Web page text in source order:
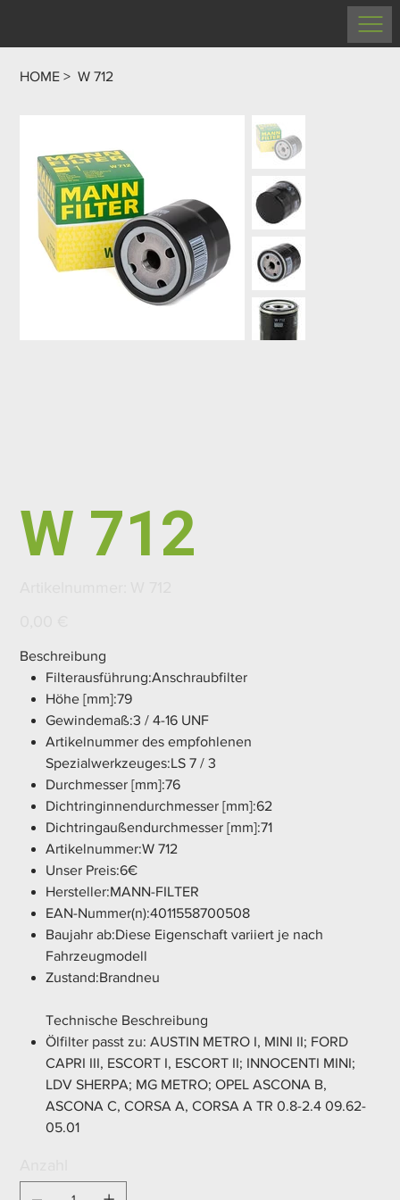
HOME > W 712
W 712
Beschreibung
Filterausführung:Anschraubfilter
Höhe [mm]:79
Gewindemaß:3 / 4-16 UNF
Artikelnummer des empfohlenen
Spezialwerkzeuges:LS 7 / 3
Durchmesser [mm]:76
Dichtringinnendurchmesser [mm]:62
Dichtringaußendurchmesser [mm]:71
Artikelnummer:W 712
Unser Preis:6€
Hersteller:MANN-FILTER
EAN-Nummer(n):4011558700508
Baujahr ab:Diese Eigenschaft variiert je nach
Fahrzeugmodell
Zustand:Brandneu
Technische Beschreibung
Ölfilter passt zu: AUSTIN METRO I, MINI II; FORD
CAPRI III, ESCORT I, ESCORT II; INNOCENTI MINI;
LDV SHERPA; MG METRO; OPEL ASCONA B,
ASCONA C, CORSA A, CORSA A TR 0.8-2.4 09.62-
05.01